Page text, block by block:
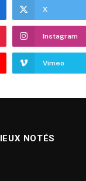
X
Instagram
Vimeo
NOTÉS